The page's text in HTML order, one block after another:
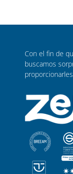
Con el fin de
buscamos